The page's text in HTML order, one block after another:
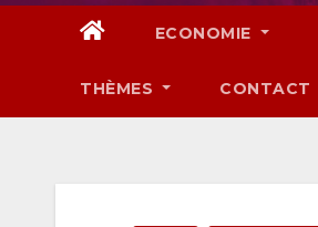
ECONOMIE
THÈMES CONTACT